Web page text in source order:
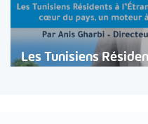
Les Tunisiens